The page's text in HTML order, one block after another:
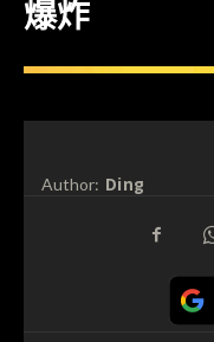
爆炸
Author: Ding